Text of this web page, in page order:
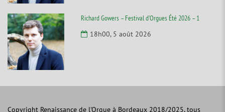
Richard Gowers – Festival d’Orgues Été 2026 – 1
18h00, 5 août 2026
Copyright Renaissance de l'Orgue à Bordeaux 2018/2025, tous